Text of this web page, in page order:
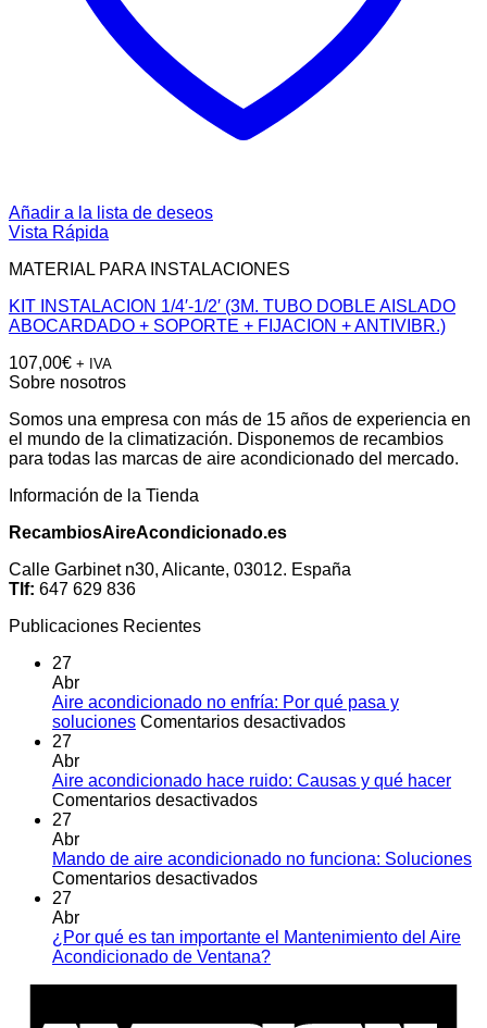
Añadir a la lista de deseos
Vista Rápida
MATERIAL PARA INSTALACIONES
KIT INSTALACION 1/4′-1/2′ (3M. TUBO DOBLE AISLADO
ABOCARDADO + SOPORTE + FIJACION + ANTIVIBR.)
107,00€ + IVA
Sobre nosotros
Somos una empresa con más de 15 años de experiencia en
el mundo de la climatización. Disponemos de recambios
para todas las marcas de aire acondicionado del mercado.
Información de la Tienda
RecambiosAireAcondicionado.es
Calle Garbinet n30, Alicante, 03012. España
Tlf: 647 629 836
Publicaciones Recientes
27
Abr
Aire acondicionado no enfría: Por qué pasa y
soluciones Comentarios desactivadosen
no
pasa
27
Abr
Aire acondicionado hace ruido: Causas y qué hacer
Comentarios desactivadosen
hace
ruido:
qué
hacer
27
Abr
Mando de aire acondicionado no funciona: Soluciones
Comentarios desactivadosen
aire
acondicionado
27
Abr
¿Por qué es tan importante el Mantenimiento del Aire
Acondicionado de Ventana?No